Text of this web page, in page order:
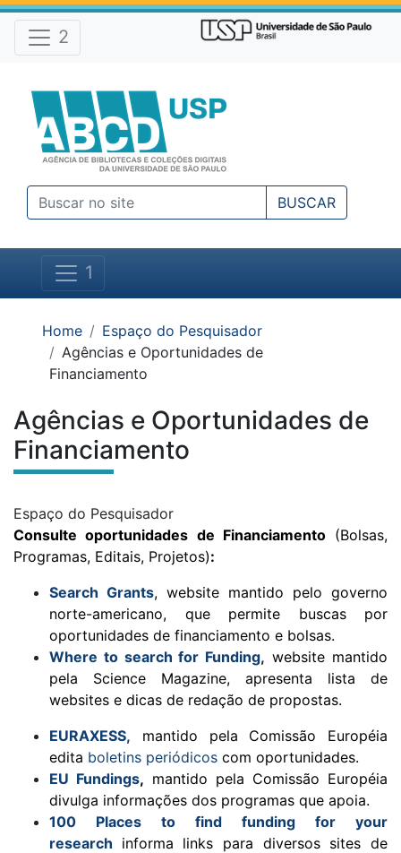
e Ferramentas do site
Ir para o conteúdo [1]
Ir para o menu [2]
Ir para a busca [3]
2
BUSCAR
1
Home
Espaço do Pesquisador
Agências e Oportunidades de
Financiamento
Conteúdo do site
Você está na área:
Agências e Oportunidades de
Financiamento
Submenu:
Espaço do Pesquisador
Agências e Oportunidades
Consulte oportunidades de Financiamento(Bolsas,
Programas, Editais, Projetos):
Search Grants, website mantido pelo governo
norte-americano, que permite buscas por
oportunidades de financiamento e bolsas.
Where to search for Funding, website mantido
pela Science Magazine, apresenta lista de
websites e dicas de redação de propostas.
EURAXESS, mantido pela Comissão Européia
edita boletins periódicos com oportunidades.
EU Fundings, mantido pela Comissão Européia
divulga informações dos programas que apoia.
100 Places to find funding for your
research informa links para diversos sites de